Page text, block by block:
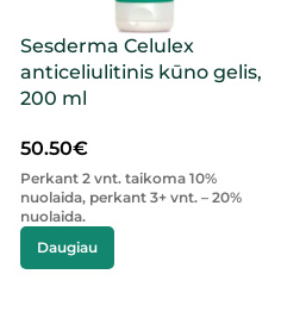
Sesderma Celulex
anticeliulitinis kūno gelis,
200 ml
50.50€
Perkant 2 vnt. taikoma 10%
nuolaida, perkant 3+ vnt. – 20%
nuolaida.
Daugiau